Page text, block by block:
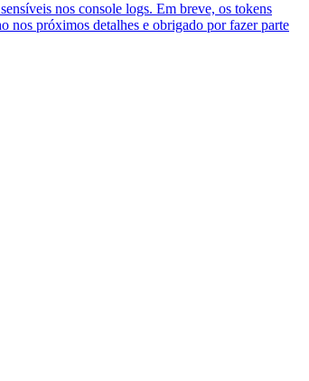
nos console logs. Em breve, os tokens
nos próximos detalhes e obrigado por fazer parte